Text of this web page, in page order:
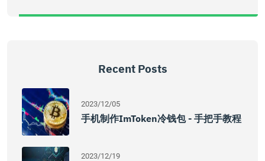
Recent Posts
2023/12/05
手机制作imToken冷钱包 - 手把手教程
2023/12/19